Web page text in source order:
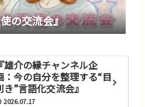
の交流会』
『雄介の縁チャンネル企
：今の自分を整理する“目
き”言語化交流会』
2026.07.17